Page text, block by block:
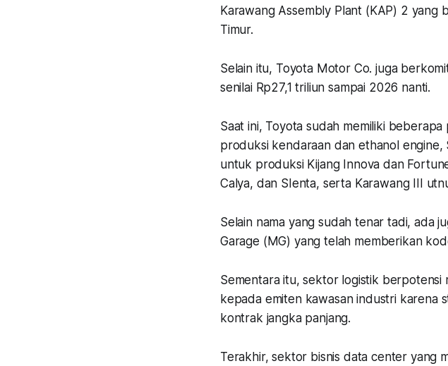
Karawang Assembly Plant (KAP) 2
Timur.
Selain itu, Toyota Motor Co. juga
senilai Rp27,1 triliun sampai 2026 nanti.
Saat ini, Toyota sudah memiliki
produksi kendaraan dan ethanol engine,
untuk produksi Kijang Innova dan
Calya, dan SIenta, serta Karawang III
Selain nama yang sudah tenar tadi, ada
Garage (MG) yang telah memberikan
Sementara itu, sektor logistik
kepada emiten kawasan industri karena
kontrak jangka panjang.
Terakhir, sektor bisnis data center yang